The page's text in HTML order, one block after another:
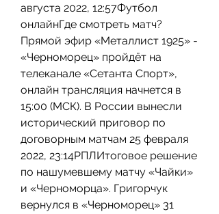
августа 2022, 12:57Футбол
онлайнГде смотреть матч?
Прямой эфир «Металлист 1925» -
«Черноморец» пройдёт на
телеканале «Сетанта Спорт»,
онлайн трансляция начнется в
15:00 (МСК). В России вынесли
исторический приговор по
договорным матчам 25 февраля
2022, 23:14РПЛИтоговое решение
по нашумевшему матчу «Чайки»
и «Черноморца». Григорчук
вернулся в «Черноморец» 31